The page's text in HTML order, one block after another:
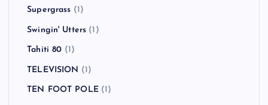
Supergrass (1)
Swingin' Utters (1)
Tahiti 80 (1)
TELEVISION (1)
TEN FOOT POLE(1)